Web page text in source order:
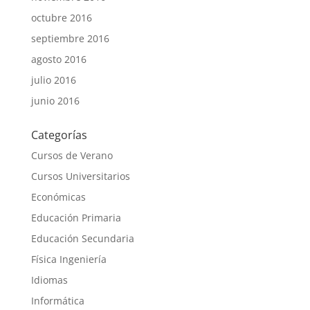
octubre 2016
septiembre 2016
agosto 2016
julio 2016
junio 2016
Categorías
Cursos de Verano
Cursos Universitarios
Económicas
Educación Primaria
Educación Secundaria
Física Ingeniería
Idiomas
Informática